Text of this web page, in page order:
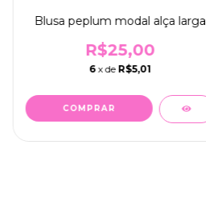
Blusa peplum modal alça larga
R$25,00
6 x de R$5,01
COMPRAR